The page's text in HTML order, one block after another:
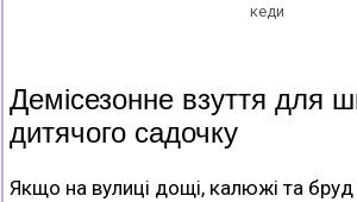
кеди
Демісезонне взуття для
дитячого садочку
Якщо на вулиці дощі, калюжі та бруд